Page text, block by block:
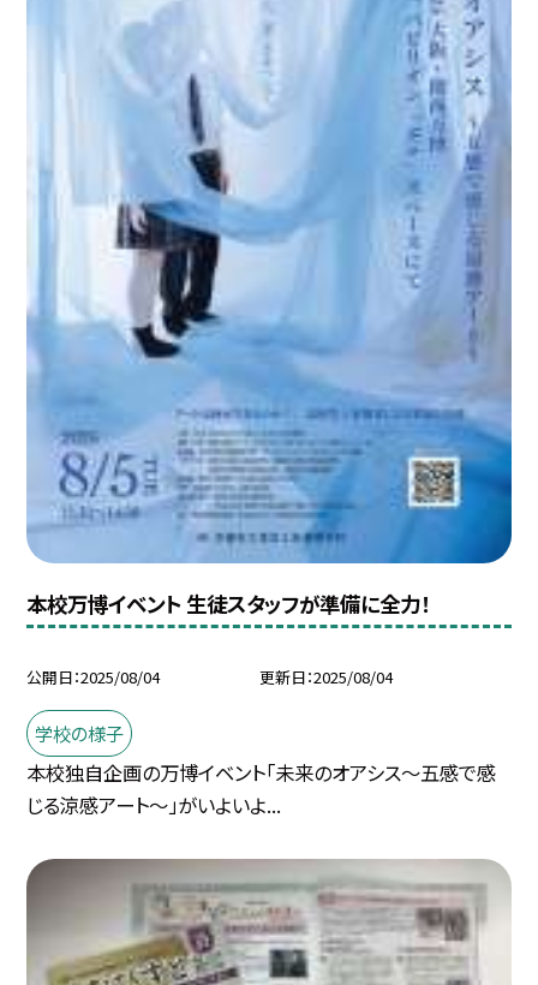
本校万博イベント 生徒スタッフが準備に全力！
公開日 2025/08/04 更新日 2025/08/04
学校の様子
本校独自企画の万博イベント「未来のオアシス〜五感で感
じる涼感アート〜」がいよいよ...